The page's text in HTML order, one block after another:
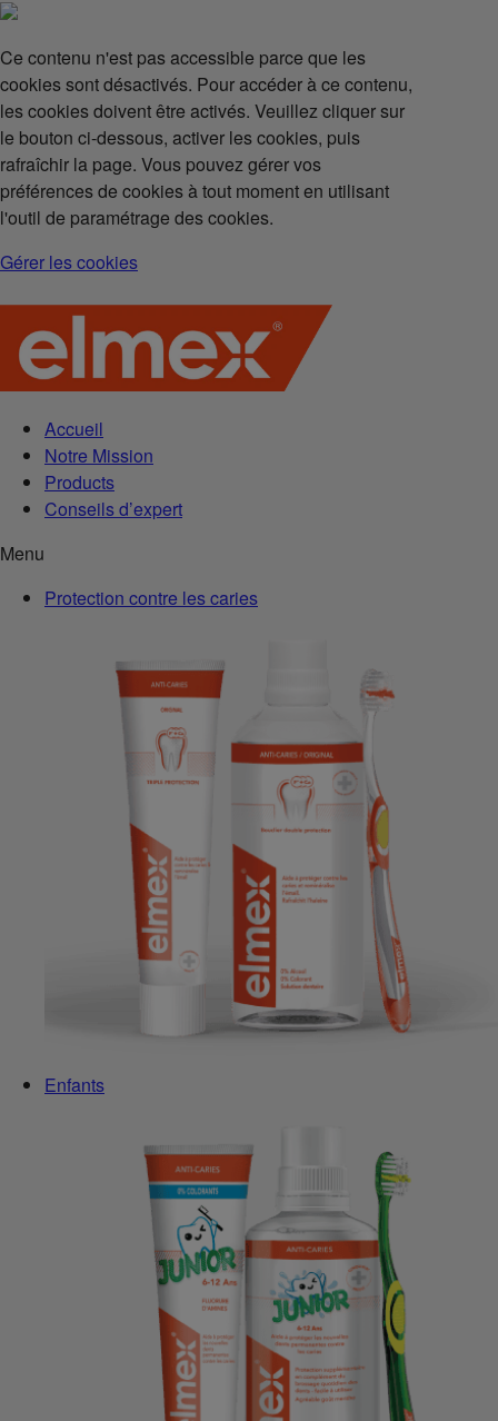
Ce contenu n'est pas accessible parce que les
cookies sont désactivés. Pour accéder à ce contenu,
les cookies doivent être activés. Veuillez cliquer sur
le bouton ci-dessous, activer les cookies, puis
rafraîchir la page. Vous pouvez gérer vos
préférences de cookies à tout moment en utilisant
l'outil de paramétrage des cookies.
Gérer les cookies
Accueil
Notre Mission
Products
Conseils d’expert
Menu
Protection contre les caries
Enfants